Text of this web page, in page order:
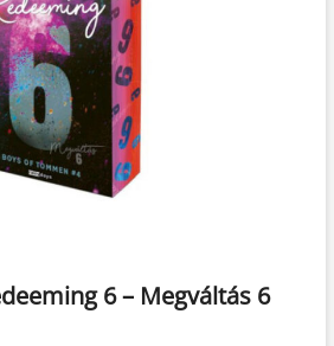
6 – Megváltás 6